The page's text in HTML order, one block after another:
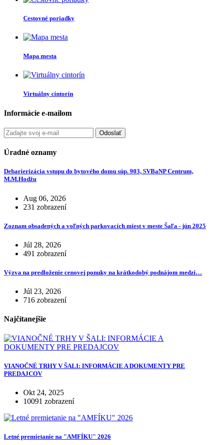
Cestovné poriadky
Mapa mesta
Virtuálny cintorín
Informácie e-mailom
Odoslať
Úradné oznamy
Debarierizácia vstupu do bytového domu súp. 903, SVBaNP Centrum,
M.M.Hodžu
Aug 06, 2026
231 zobrazení
Zoznam obsadených a voľných parkovacích miest v meste Šaľa - jún 2025
Júl 28, 2026
491 zobrazení
Výzva na predloženie cenovej ponuky na krátkodobý podnájom medzi…
Júl 23, 2026
716 zobrazení
Najčítanejšie
VIANOČNÉ TRHY V ŠALI: INFORMÁCIE A DOKUMENTY PRE
PREDAJCOV
Okt 24, 2025
10091 zobrazení
Letné premietanie na "AMFÍKU" 2026